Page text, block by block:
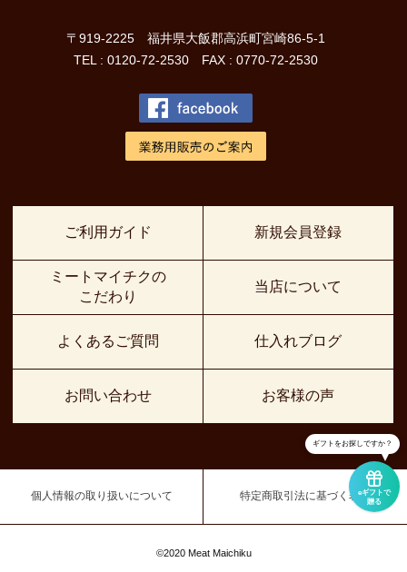
〒919-2225 福井県大飯郡高浜町宮崎86-5-1
TEL : 0120-72-2530 FAX : 0770-72-2530
ご利用ガイド
ミートマイチクの
こだわり
よくあるご質問
お問い合わせ
新規会員登録
当店について
仕入れブログ
お客様の声
個人情報の取り扱いについて 特定商取引法に基づく表示
©2020 Meat Maichiku
eギフトで
贈る
ギフトをお探しですか？